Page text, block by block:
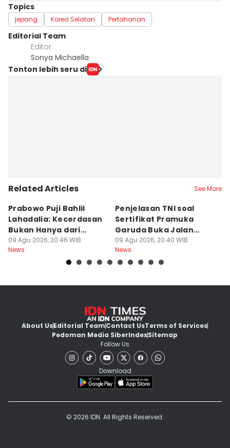
Topics
jepang Korea Selatan Pertahanan
Editorial Team
Editor
Sonya Michaella
Tonton lebih seru di
Related Articles See More
Prabowo Puji Bahlil
Lahadalia: Kecerdasan
Bukan Hanya dari
Sekolah
09 Agu 2026, 20:46 WIB
News
Penjelasan TNI soal
Sertifikat Pramuka
Garuda Buka Jalan
Masuk Militer
09 Agu 2026, 20:40 WIB
News
About UsEditorial TeamContact UsTerms of Services
Pedoman Media SiberIndexSitemap
Follow Us
Download
© 2026 IDN. All Rights Reserved.